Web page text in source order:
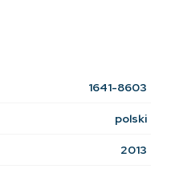
1641-8603
polski
2013